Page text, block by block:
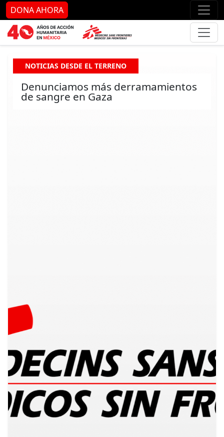
Ir al contenido principal Ir
DONA AHORA
NOTICIAS DESDE EL TERRENO
Denunciamos más derramamientos
de sangre en Gaza